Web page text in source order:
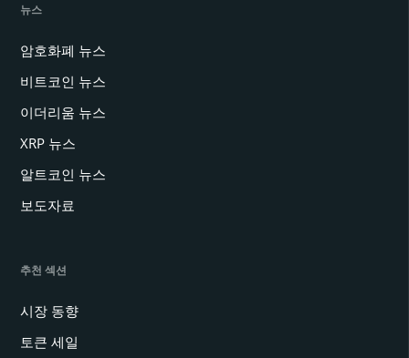
뉴스
암호화폐 뉴스
비트코인 뉴스
이더리움 뉴스
XRP 뉴스
알트코인 뉴스
보도자료
추천 섹션
시장 동향
토큰 세일